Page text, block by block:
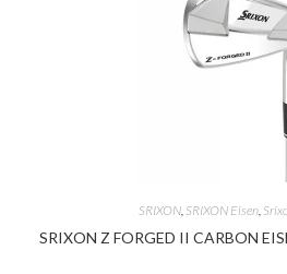
SRIXON, SRIXON Eisen,
SRIXON Z FORGED II CARBON